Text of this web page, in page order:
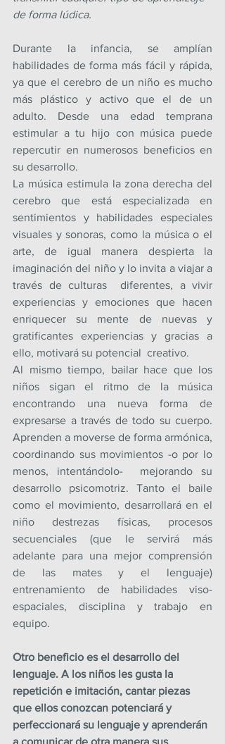
de forma lúdica.
Durante la infancia, se amplían
habilidades de forma más fácil y rápida,
ya que el cerebro de un niño es mucho
más plástico y activo que el de un
adulto. Desde una edad temprana
estimular a tu hijo con música puede
repercutir en numerosos beneficios en
su desarrollo.
La música estimula la zona derecha del
cerebro que está especializada en
sentimientos y habilidades especiales
visuales y sonoras, como la música o el
arte, de igual manera despierta la
imaginación del niño y lo invita a viajar a
través de culturas  diferentes, a vivir
experiencias y emociones que hacen
enriquecer su mente de nuevas y
gratificantes experiencias y gracias a
ello, motivará su potencial  creativo.
Al mismo tiempo, bailar hace que los
niños sigan el ritmo de la música
encontrando una nueva forma de
expresarse a través de todo su cuerpo.
Aprenden a moverse de forma armónica,
coordinando sus movimientos -o por lo
menos, intentándolo-  mejorando su
desarrollo psicomotriz. Tanto el baile
como el movimiento, desarrollará en el
niño destrezas físicas, procesos
secuenciales (que le servirá más
adelante para una mejor comprensión
de las mates y el lenguaje)
entrenamiento de habilidades viso-
espaciales, disciplina y trabajo en
equipo.
Otro beneficio es el desarrollo del
lenguaje. A los niños les gusta la
repetición e imitación, cantar piezas
que ellos conozcan potenciará y
perfeccionará su lenguaje y aprenderán
a comunicar de otra manera sus